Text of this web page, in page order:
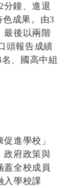
分鐘、進退
成果。由3
最後以兩階
頭報告成績
、國高中組
進學校」
政府政策與
蓋全校成員
入學校課